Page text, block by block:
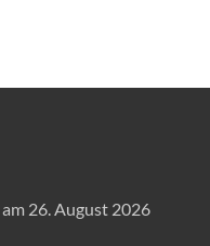
am 26. August 2026